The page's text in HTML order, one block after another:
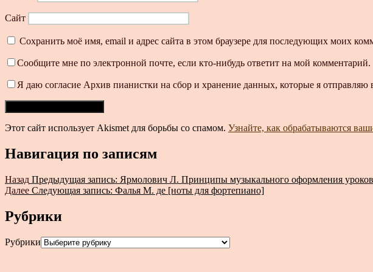
Сайт
Сохранить моё имя, email и адрес сайта в этом браузере для последующих моих
Сообщите мне по электронной почте, если кто-нибудь ответит на мой комментарий.
Я даю согласие Архив пианистки на сбор и хранение данных, которые я отправляю
Этот сайт использует Akismet для борьбы со спамом. Узнайте, как обрабатываются
Навигация по записям
Назад Предыдущая запись: Ярмолович Л. Принципы музыкального оформления уроков
Далее Следующая запись: Фалья М. де [ноты для фортепиано]
Рубрики
Рубрики